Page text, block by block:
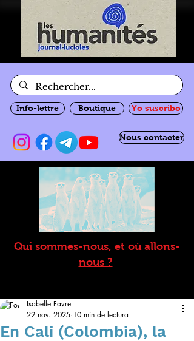
Info-lettre Boutique Yo suscribo
Nous contacter
Qui sommes-nous, et où allons-
nous ?
En Cali (Colombia), la
Isabelle Favre
22 nov. 2025 10 min de lectura